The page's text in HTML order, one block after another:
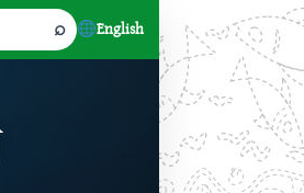
⌕ English